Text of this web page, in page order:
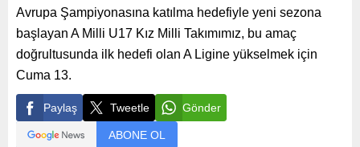
Avrupa Şampiyonasına katılma hedefiyle yeni sezona
başlayan A Milli U17 Kız Milli Takımımız, bu amaç
doğrultusunda ilk hedefi olan A Ligine yükselmek için
Cuma 13.
Paylaş Tweetle Gönder
ABONE OL